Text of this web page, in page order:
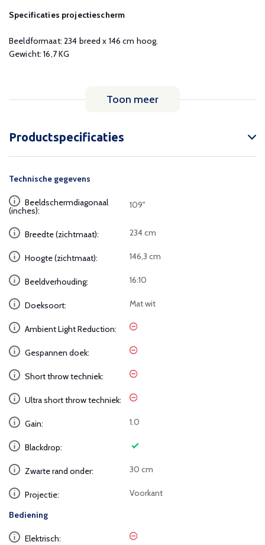
Specificaties projectiescherm
Beeldformaat: 234 breed x 146 cm hoog.
Gewicht: 16,7 KG
Toon meer
Productspecificaties
Technische gegevens
Beeldschermdiagonaal
(inches):
109"
Breedte (zichtmaat): 234 cm
Hoogte (zichtmaat): 146,3 cm
Beeldverhouding: 16:10
Doeksoort: Mat wit
Ambient Light Reduction:
Gespannen doek:
Short throw techniek:
Ultra short throw techniek:
Gain: 1.0
Blackdrop:
Zwarte rand onder: 30 cm
Projectie: Voorkant
Bediening
Elektrisch: